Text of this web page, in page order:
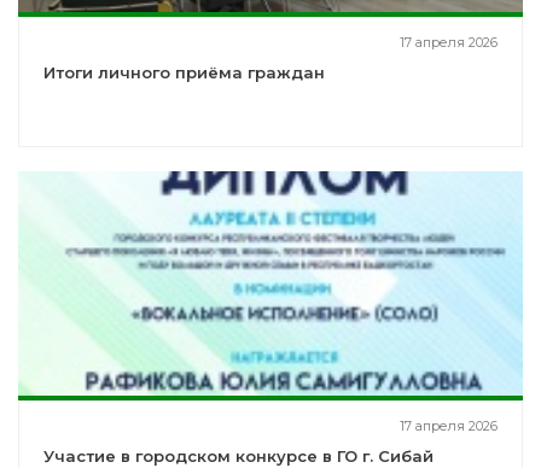
17 апреля 2026
Итоги личного приёма граждан
17 апреля 2026
Участие в городском конкурсе в ГО г. Сибай